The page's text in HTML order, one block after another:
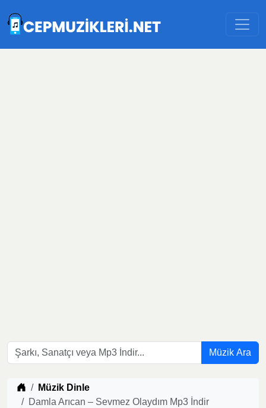
Müzik Ara
Müzik indir
Müzik Dinle
Damla Arıcan – Sevmez Olaydım Mp3 İndir